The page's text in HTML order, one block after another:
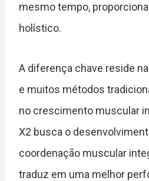
mesmo tempo,
holístico.
A diferença chave reside
e muitos métodos
no crescimento muscular
X2 busca o
coordenação muscular
traduz em uma melhor